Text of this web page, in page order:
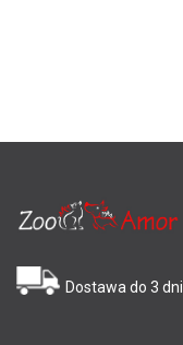
Dostawa do 3 dni